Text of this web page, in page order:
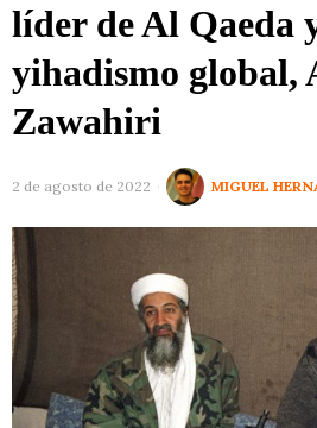
líder de Al Qaeda
yihadismo global,
Zawahiri
2 de agosto de 2022 MIGUEL